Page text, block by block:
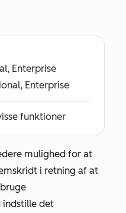
Enterprise
Enterprise
funktioner
mulighed for at
i retning af at
det